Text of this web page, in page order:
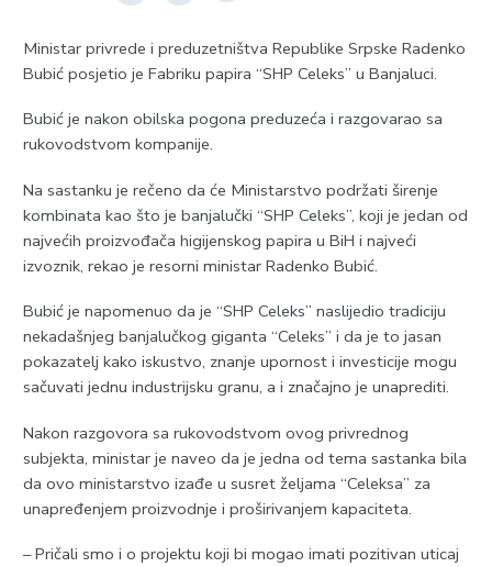
Ministar privrede i preduzetništva Republike Srpske Radenko
Bubić posjetio je Fabriku papira “SHP Celeks” u Banjaluci.
Bubić je nakon obilska pogona preduzeća i razgovarao sa
rukovodstvom kompanije.
Na sastanku je rečeno da će Ministarstvo podržati širenje
kombinata kao što je banjalučki “SHP Celeks”, koji je jedan od
najvećih proizvođača higijenskog papira u BiH i najveći
izvoznik, rekao je resorni ministar Radenko Bubić.
Bubić je napomenuo da je “SHP Celeks” naslijedio tradiciju
nekadašnjeg banjalučkog giganta “Celeks” i da je to jasan
pokazatelj kako iskustvo, znanje upornost i investicije mogu
sačuvati jednu industrijsku granu, a i značajno je unaprediti.
Nakon razgovora sa rukovodstvom ovog privrednog
subjekta, ministar je naveo da je jedna od tema sastanka bila
da ovo ministarstvo izađe u susret željama “Celeksa” za
unapređenjem proizvodnje i proširivanjem kapaciteta.
– Pričali smo i o projektu koji bi mogao imati pozitivan uticaj